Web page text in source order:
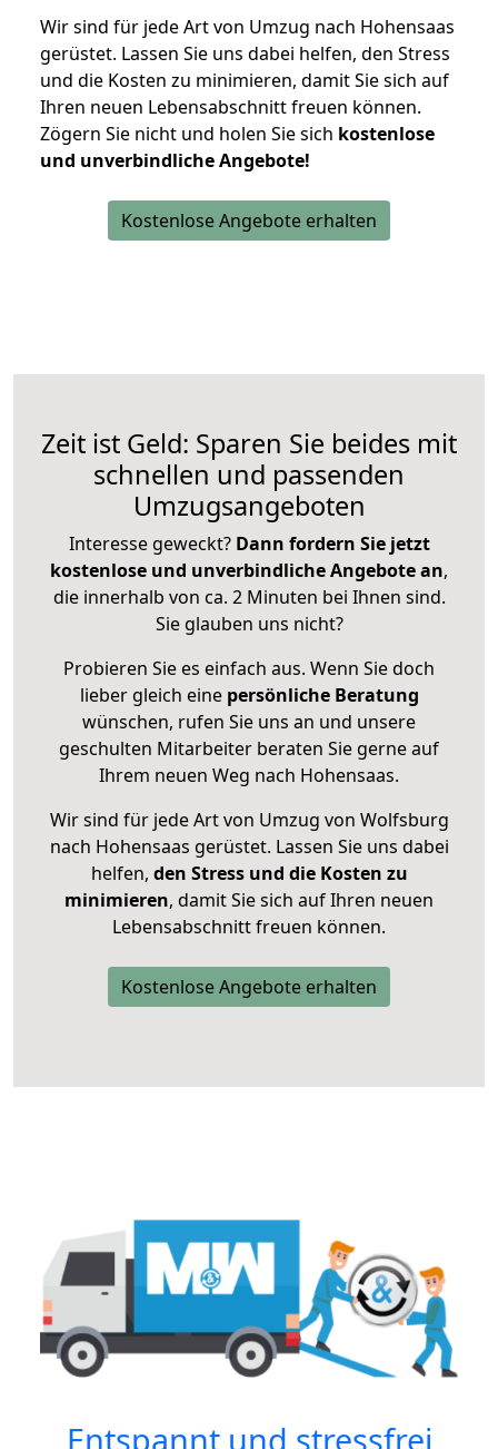
Wir sind für jede Art von Umzug nach Hohensaas
gerüstet. Lassen Sie uns dabei helfen, den Stress
und die Kosten zu minimieren, damit Sie sich auf
Ihren neuen Lebensabschnitt freuen können.
Zögern Sie nicht und holen Sie sich kostenlose
und unverbindliche Angebote!
Kostenlose Angebote erhalten
Zeit ist Geld: Sparen Sie beides mit
schnellen und passenden
Umzugsangeboten
Interesse geweckt? Dann fordern Sie jetzt
kostenlose und unverbindliche Angebote an,
die innerhalb von ca. 2 Minuten bei Ihnen sind.
Sie glauben uns nicht?
Probieren Sie es einfach aus. Wenn Sie doch
lieber gleich eine persönliche Beratung
wünschen, rufen Sie uns an und unsere
geschulten Mitarbeiter beraten Sie gerne auf
Ihrem neuen Weg nach Hohensaas.
Wir sind für jede Art von Umzug von Wolfsburg
nach Hohensaas gerüstet. Lassen Sie uns dabei
helfen, den Stress und die Kosten zu
minimieren, damit Sie sich auf Ihren neuen
Lebensabschnitt freuen können.
Kostenlose Angebote erhalten
Entspannt und stressfrei